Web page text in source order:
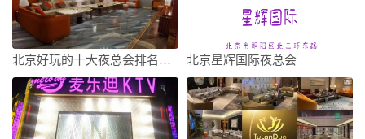
北京好玩的十大夜总会排名不得不去，哪家是 北京星辉国际夜总会